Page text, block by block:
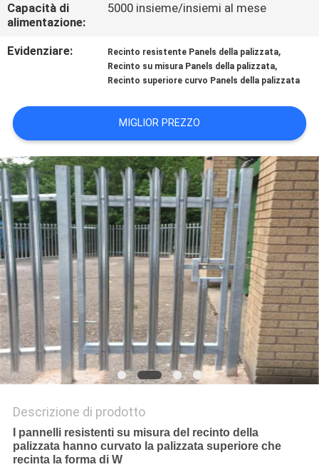
RICHIEDA
UNA
MAPPA
DEL
SITO
PRIVACY
POLICY
Capacità di
alimentazione:
5000 insieme/insiemi al mese
Evidenziare: Recinto resistente Panels della palizzata,
Recinto su misura Panels della palizzata,
Recinto superiore curvo Panels della palizzata
MIGLIOR PREZZO
Descrizione di prodotto
I pannelli resistenti su misura del recinto della
palizzata hanno curvato la palizzata superiore che
recinta la forma di W